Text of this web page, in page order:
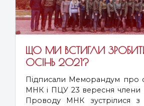
ЩО МИ ВСТИГЛИ
ОСІНЬ 2021?
Підписали Меморандум про
МНК і ПЦУ 23 вересня члени
Проводу МНК зустрілися з